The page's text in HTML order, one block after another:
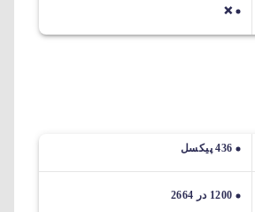
❌
436 پیکسل
1200 در 2664